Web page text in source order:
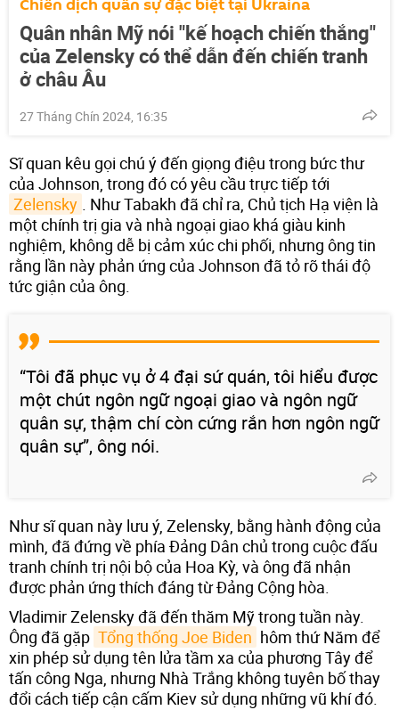
Chiến dịch quân sự đặc biệt tại Ukraina
Quân nhân Mỹ nói "kế hoạch chiến thắng"
của Zelensky có thể dẫn đến chiến tranh
ở châu Âu
27 Tháng Chín 2024, 16:35
Sĩ quan kêu gọi chú ý đến giọng điệu trong bức thư
của Johnson, trong đó có yêu cầu trực tiếp tới
Zelensky
. Như Tabakh đã chỉ ra, Chủ tịch Hạ viện là
một chính trị gia và nhà ngoại giao khá giàu kinh
nghiệm, không dễ bị cảm xúc chi phối, nhưng ông tin
rằng lần này phản ứng của Johnson đã tỏ rõ thái độ
tức giận của ông.
“Tôi đã phục vụ ở 4 đại sứ quán, tôi hiểu được
một chút ngôn ngữ ngoại giao và ngôn ngữ
quân sự, thậm chí còn cứng rắn hơn ngôn ngữ
quân sự”, ông nói.
Như sĩ quan này lưu ý, Zelensky, bằng hành động của
mình, đã đứng về phía Đảng Dân chủ trong cuộc đấu
tranh chính trị nội bộ của Hoa Kỳ, và ông đã nhận
được phản ứng thích đáng từ Đảng Cộng hòa.
Vladimir Zelensky đã đến thăm Mỹ trong tuần này.
Ông đã gặp Tổng thống Joe Biden hôm thứ Năm để
xin phép sử dụng tên lửa tầm xa của phương Tây để
tấn công Nga, nhưng Nhà Trắng không tuyên bố thay
đổi cách tiếp cận cấm Kiev sử dụng những vũ khí đó.